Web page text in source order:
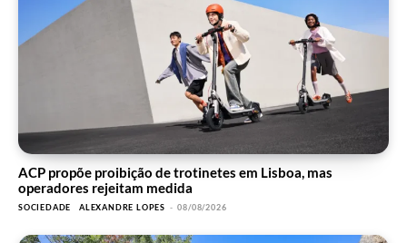
ACP propõe proibição de trotinetes em Lisboa, mas
operadores rejeitam medida
SOCIEDADE ALEXANDRE LOPES - 08/08/2026